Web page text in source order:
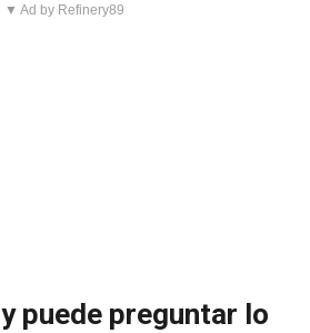
▼ Ad by Refinery89
puede preguntar lo